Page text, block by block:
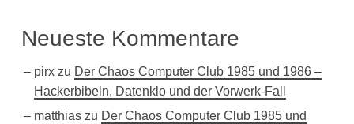
Neueste Kommentare
pirxzu Der Chaos Computer Club 1985 und 1986 –
Hackerbibeln, Datenklo und der Vorwerk-Fall
matthiaszu Der Chaos Computer Club 1985 und